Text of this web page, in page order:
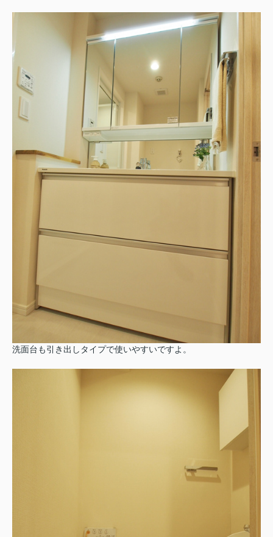
洗面台も引き出しタイプで使いやすいですよ。